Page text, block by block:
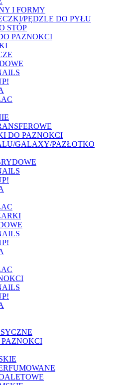
I FORMY
PĘDZLE DO PYŁU
STÓP
PAZNOKCI
DO PAZNOKCI
GALAXY/PAZŁOTKO